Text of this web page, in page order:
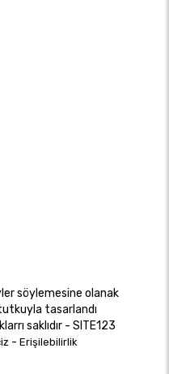
söylemesine olanak
tasarlandı
saklıdır - SITE123
- Erişilebilirlik